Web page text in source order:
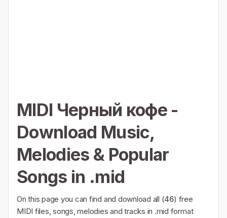
MIDI Черный кофе -
Download Music,
Melodies & Popular
Songs in .mid
On this page you can find and download all (46) free
MIDI files, songs, melodies and tracks in .mid format